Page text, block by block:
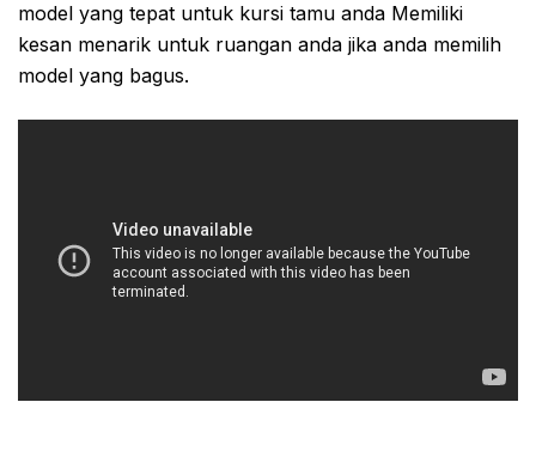
model yang tepat untuk kursi tamu anda Memiliki
kesan menarik untuk ruangan anda jika anda memilih
model yang bagus.